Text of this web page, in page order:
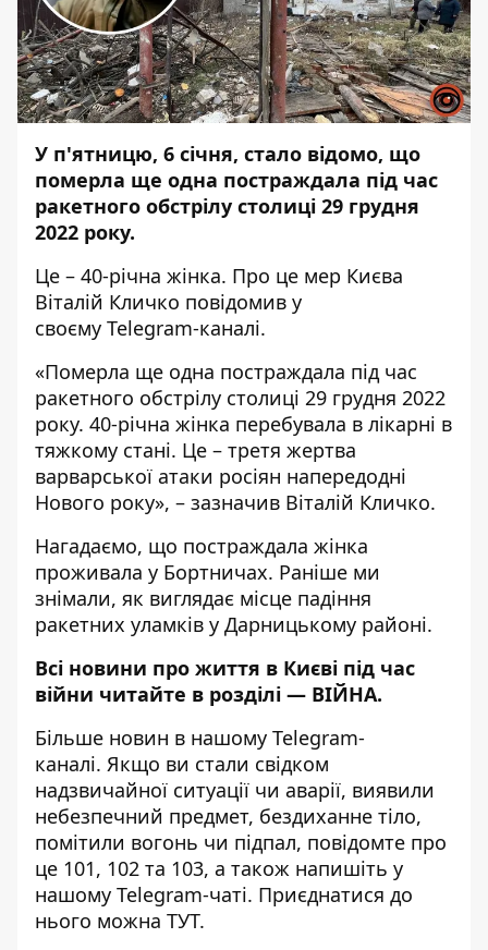
У п'ятницю, 6 січня, стало відомо, що
померла ще одна постраждала під час
ракетного обстрілу столиці 29 грудня
2022 року.
Це – 40-річна жінка. Про це мер Києва
Віталій Кличко повідомив у
своєму Telegram-каналі.
«Померла ще одна постраждала під час
ракетного обстрілу столиці 29 грудня 2022
року. 40-річна жінка перебувала в лікарні в
тяжкому стані. Це – третя жертва
варварської атаки росіян напередодні
Нового року», – зазначив Віталій Кличко.
Нагадаємо, що постраждала жінка
проживала у Бортничах. Раніше ми
знімали, як виглядає місце падіння
ракетних уламків у Дарницькому районі.
Всі новини про життя в Києві під час
війни читайте в розділі — ВІЙНА.
Більше новин в нашому Telegram-
каналі. Якщо ви стали свідком
надзвичайної ситуації чи аварії, виявили
небезпечний предмет, бездиханне тіло,
помітили вогонь чи підпал, повідомте про
це 101, 102 та 103, а також напишіть у
нашому Telegram-чаті. Приєднатися до
нього можна ТУТ.